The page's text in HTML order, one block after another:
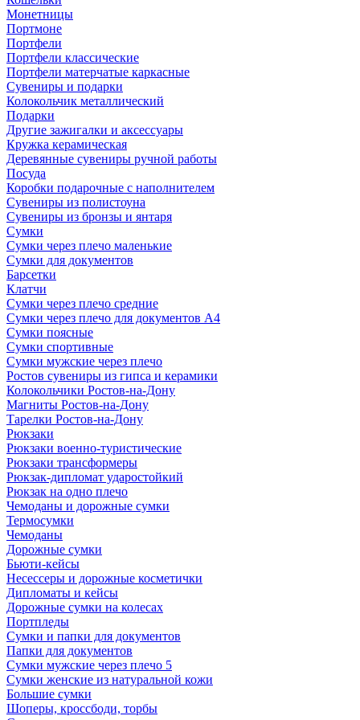
Монетницы
Портмоне
Портфели
Портфели классические
Портфели матерчатые каркасные
Сувениры и подарки
Колокольчик металлический
Подарки
Другие зажигалки и аксессуары
Кружка керамическая
Деревянные сувениры ручной работы
Посуда
Коробки подарочные с наполнителем
Сувениры из полистоуна
Сувениры из бронзы и янтаря
Сумки
Сумки через плечо маленькие
Сумки для документов
Барсетки
Клатчи
Сумки через плечо средние
Сумки через плечо для документов А4
Сумки поясные
Сумки спортивные
Сумки мужские через плечо
Ростов сувениры из гипса и керамики
Колокольчики Ростов-на-Дону
Магниты Ростов-на-Дону
Тарелки Ростов-на-Дону
Рюкзаки
Рюкзаки военно-туристические
Рюкзаки трансформеры
Рюкзак-дипломат ударостойкий
Рюкзак на одно плечо
Чемоданы и дорожные сумки
Термосумки
Чемоданы
Дорожные сумки
Бьюти-кейсы
Несессеры и дорожные косметички
Дипломаты и кейсы
Дорожные сумки на колесах
Портпледы
Сумки и папки для документов
Папки для документов
Сумки мужские через плечо 5
Сумки женские из натуральной кожи
Большие сумки
Шоперы, кроссбоди, торбы